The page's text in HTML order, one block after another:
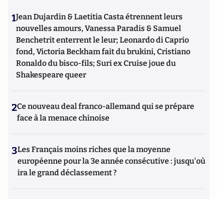
1Jean Dujardin & Laetitia Casta étrennent leurs
nouvelles amours, Vanessa Paradis & Samuel
Benchetrit enterrent le leur; Leonardo di Caprio
fond, Victoria Beckham fait du brukini, Cristiano
Ronaldo du bisco-fils; Suri ex Cruise joue du
Shakespeare queer
2Ce nouveau deal franco-allemand qui se prépare
face à la menace chinoise
3Les Français moins riches que la moyenne
européenne pour la 3e année consécutive : jusqu'où
ira le grand déclassement ?